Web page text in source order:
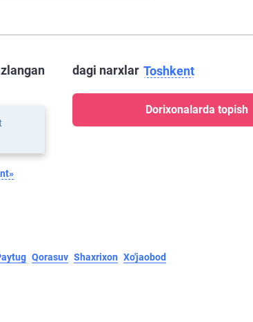
dagi narxlar Toshkent
Dorixonalarda topish
Qorasuv Shaxrixon Xo'jaobod